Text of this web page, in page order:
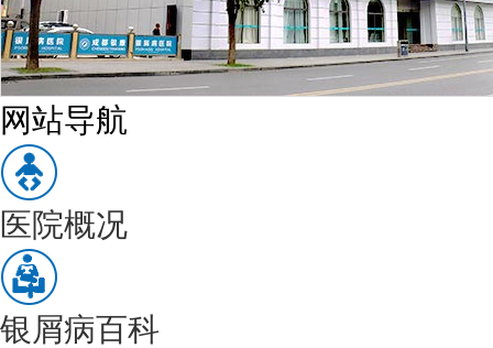
网站导航
医院概况
银屑病百科